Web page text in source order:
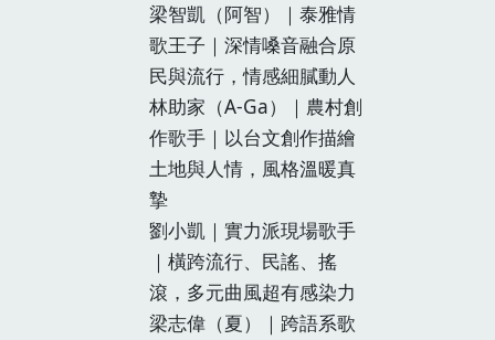
梁智凱（阿智）｜泰雅情
歌王子｜深情嗓音融合原
民與流行，情感細膩動人
林助家（A-Ga）｜農村創
作歌手｜以台文創作描繪
土地與人情，風格溫暖真
摯
劉小凱｜實力派現場歌手
｜橫跨流行、民謠、搖
滾，多元曲風超有感染力
梁志偉（夏）｜跨語系歌